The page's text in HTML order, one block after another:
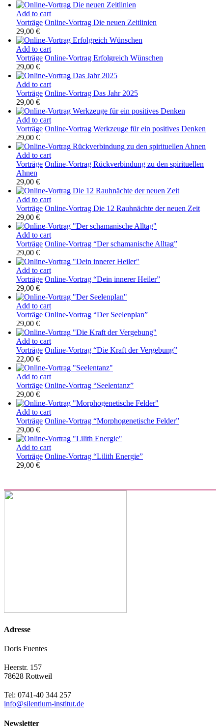
Add to cart
Vorträge Online-Vortrag Die neuen Zeitlinien
29,00 €
Add to cart
Vorträge Online-Vortrag Erfolgreich Wünschen
29,00 €
Add to cart
Vorträge Online-Vortrag Das Jahr 2025
29,00 €
Add to cart
Vorträge Online-Vortrag Werkzeuge für ein positives Denken
29,00 €
Add to cart
Vorträge Online-Vortrag Rückverbindung zu den spirituellen
Ahnen
29,00 €
Add to cart
Vorträge Online-Vortrag Die 12 Rauhnächte der neuen Zeit
29,00 €
Add to cart
Vorträge Online-Vortrag “Der schamanische Alltag”
29,00 €
Add to cart
Vorträge Online-Vortrag “Dein innerer Heiler”
29,00 €
Add to cart
Vorträge Online-Vortrag “Der Seelenplan”
29,00 €
Add to cart
Vorträge Online-Vortrag “Die Kraft der Vergebung”
22,00 €
Add to cart
Vorträge Online-Vortrag “Seelentanz”
29,00 €
Add to cart
Vorträge Online-Vortrag “Morphogenetische Felder”
29,00 €
Add to cart
Vorträge Online-Vortrag “Lilith Energie”
29,00 €
Adresse
Doris Fuentes
Heerstr. 157
78628 Rottweil
Tel: 0741-40 344 257
info@silentium-institut.de
Newsletter